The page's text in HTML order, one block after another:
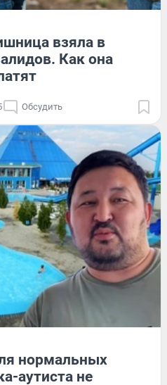
взяла в
Как она
Обсудить
нормальных
аутиста не